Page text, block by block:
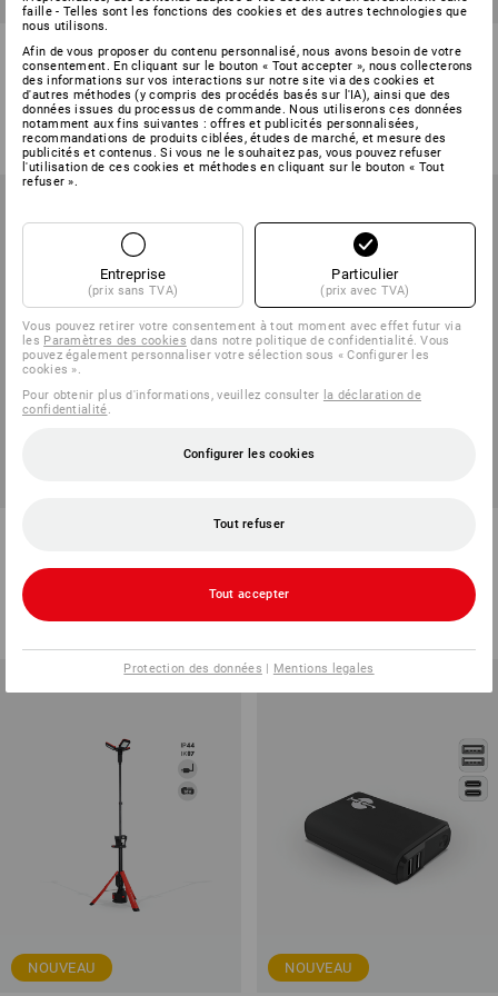
Lampe de travail LED
rechargeable WL 1.200
variante
à p. de € 42,23
(TTC) à p. de 6 Pièces
Lampe à pince LED
rechargeable WL 1.700
1 variante
à p. de € 42,23
(TTC) à p. de 6 Pièces
Plaque adaptateur batterie pour
modèles
à p. de
(TTC) à p. de 2 Pièces
Lampe d'inspection à LED
à p. de
(TTC) à p. de 6 Pièces
NOUVEAU NOUVEAU
faille - Telles sont les fonctions des cookies et des autres technologies que
nous utilisons.
Afin de vous proposer du contenu personnalisé, nous avons besoin de votre
consentement. En cliquant sur le bouton « Tout accepter », nous collecterons
des informations sur vos interactions sur notre site via des cookies et
d'autres méthodes (y compris des procédés basés sur l'IA), ainsi que des
données issues du processus de commande. Nous utiliserons ces données
notamment aux fins suivantes : offres et publicités personnalisées,
recommandations de produits ciblées, études de marché, et mesure des
publicités et contenus. Si vous ne le souhaitez pas, vous pouvez refuser
l'utilisation de ces cookies et méthodes en cliquant sur le bouton « Tout
refuser ».
Entreprise
(prix sans TVA)
Particulier
(prix avec TVA)
Vous pouvez retirer votre consentement à tout moment avec effet futur via
les Paramètres des cookies dans notre politique de confidentialité. Vous
pouvez également personnaliser votre sélection sous « Configurer les
cookies ».
Pour obtenir plus d'informations, veuillez consulter la déclaration de
confidentialité
Configurer les cookies
Tout refuser
Tout accepter
Protection des données | Mentions legales